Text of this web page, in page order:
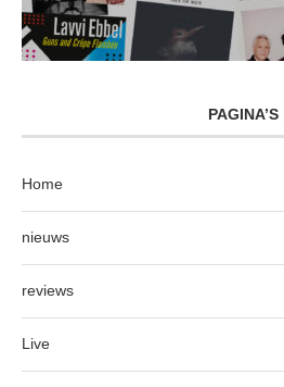
PAGINA’S
Home
nieuws
reviews
Live